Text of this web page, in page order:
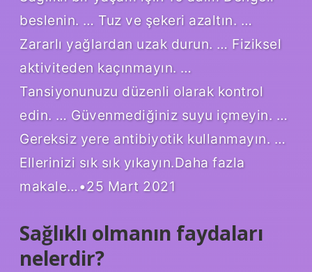
beslenin. … Tuz ve şekeri azaltın. …
Zararlı yağlardan uzak durun. … Fiziksel
aktiviteden kaçınmayın. …
Tansiyonunuzu düzenli olarak kontrol
edin. … Güvenmediğiniz suyu içmeyin. …
Gereksiz yere antibiyotik kullanmayın. …
Ellerinizi sık sık yıkayın.Daha fazla
makale…•25 Mart 2021
Sağlıklı olmanın faydaları
nelerdir?